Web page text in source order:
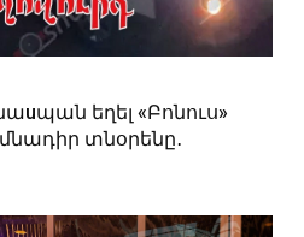
եղել «Բոնուս»
տնօրենը․